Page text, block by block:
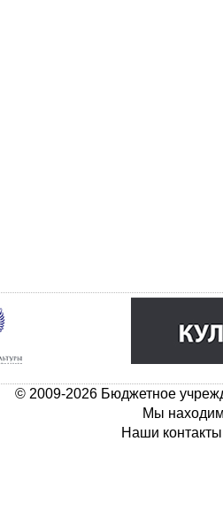
© 2009-2026 Бюджетное
Мы
Наши